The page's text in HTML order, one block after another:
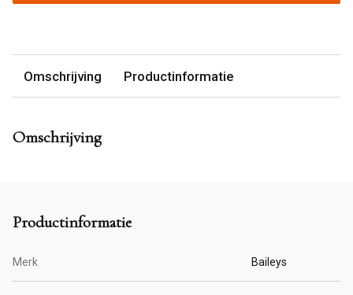
Omschrijving Productinformatie
Omschrijving
Productinformatie
Merk Baileys